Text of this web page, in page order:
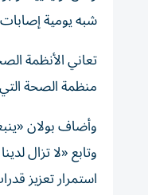
شبه يومية
تعاني الأنظمة
منظمة الصحة
وأضاف بولان
وتابع «لا تزال
استمرار تعزيز